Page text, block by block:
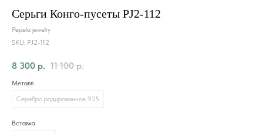
Серьги Конго-пусеты PJ2-112
Pepela jewelry
SKU: PJ2-112
8 300 р. 11 100 р.
Металл
Серебро родированное 925
Вставка